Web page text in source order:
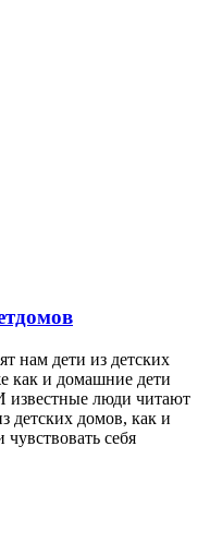
нам дети из детских
как и домашние дети
известные люди читают
детских домов, как и
себя